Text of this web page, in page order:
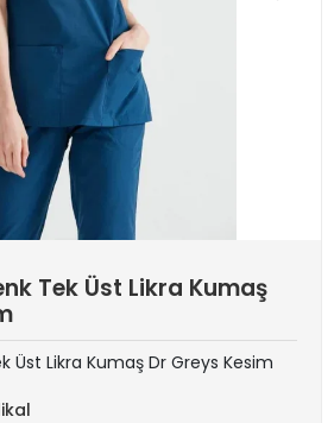
Tek Üst Likra Kumaş
Üst Likra Kumaş Dr Greys Kesim